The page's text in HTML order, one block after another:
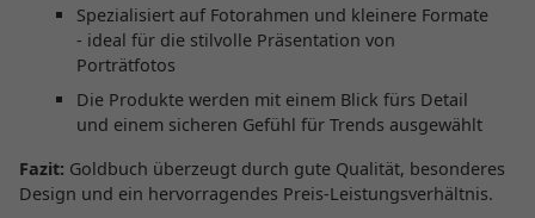
Spezialisiert auf Fotorahmen und kleinere Formate
- ideal für die stilvolle Präsentation von
Porträtfotos
Die Produkte werden mit einem Blick fürs Detail
und einem sicheren Gefühl für Trends ausgewählt
Fazit: Goldbuch überzeugt durch gute Qualität, besonderes
Design und ein hervorragendes Preis-Leistungsverhältnis.